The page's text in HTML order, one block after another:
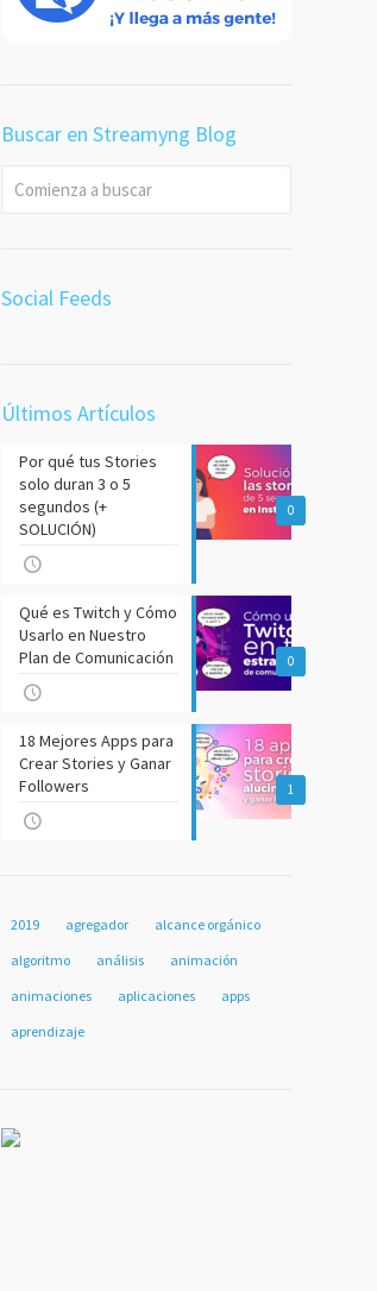
Buscar en Streamyng Blog
Social Feeds
Últimos Artículos
0
Por qué tus Stories
solo duran 3 o 5
segundos (+
SOLUCIÓN)
0
Qué es Twitch y Cómo
Usarlo en Nuestro
Plan de Comunicación
1
18 Mejores Apps para
Crear Stories y Ganar
Followers
2019 agregador
alcance orgánico
algoritmo
análisis
animación
animaciones
aplicaciones
apps
aprendizaje